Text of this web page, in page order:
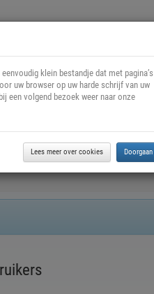
Filmfonds
klein bestandje dat met pagina’s
uw browser op uw harde schrijf van uw
een volgend bezoek weer naar onze
Lees meer over cookies Doorgaan